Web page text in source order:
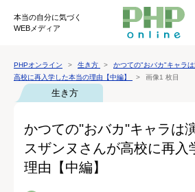
本当の自分に気づく
WEBメディア
PHPオンライン 生き方
かつての"おバカ"キャラ
高校に再入学した本当の理由【中編】
画像1 枚目
生き方
かつての"おバカ"キャラは
スザンヌさんが高校に再入
理由【中編】